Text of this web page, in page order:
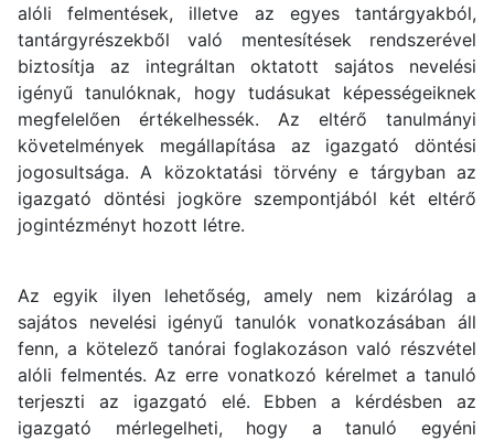
alóli felmentések, illetve az egyes tantárgyakból,
tantárgyrészekből való mentesítések rendszerével
biztosítja az integráltan oktatott sajátos nevelési
igényű tanulóknak, hogy tudásukat képességeiknek
megfelelően értékelhessék. Az eltérő tanulmányi
követelmények megállapítása az igazgató döntési
jogosultsága. A közoktatási törvény e tárgyban az
igazgató döntési jogköre szempontjából két eltérő
jogintézményt hozott létre.
Az egyik ilyen lehetőség, amely nem kizárólag a
sajátos nevelési igényű tanulók vonatkozásában áll
fenn, a kötelező tanórai foglakozáson való részvétel
alóli felmentés. Az erre vonatkozó kérelmet a tanuló
terjeszti az igazgató elé. Ebben a kérdésben az
igazgató mérlegelheti, hogy a tanuló egyéni